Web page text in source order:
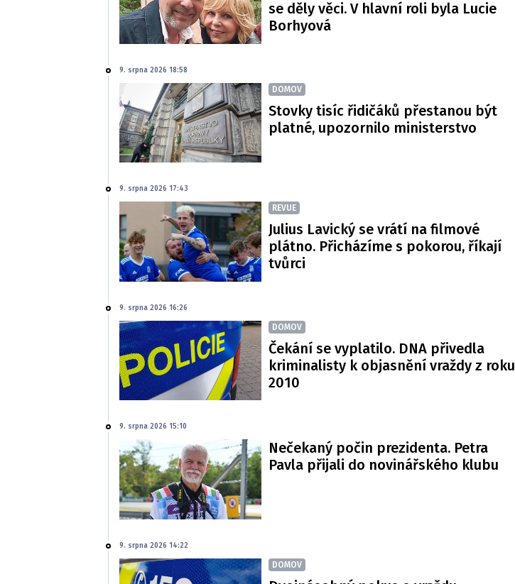
se děly věci. V hlavní roli byla Lucie
Borhyová
9. srpna 2026 18:58
DOMOV
Stovky tisíc řidičáků přestanou být
platné, upozornilo ministerstvo
9. srpna 2026 17:43
REVUE
Julius Lavický se vrátí na filmové
plátno. Přicházíme s pokorou, říkají
tvůrci
9. srpna 2026 16:26
DOMOV
Čekání se vyplatilo. DNA přivedla
kriminalisty k objasnění vraždy z roku
2010
9. srpna 2026 15:10
Nečekaný počin prezidenta. Petra
Pavla přijali do novinářského klubu
9. srpna 2026 14:22
DOMOV